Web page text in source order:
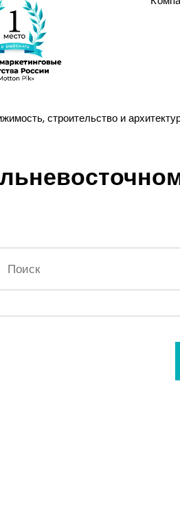
строительство и